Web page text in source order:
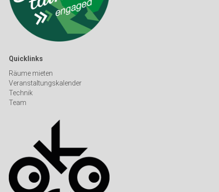
Quicklinks
Räume mieten
Veranstaltungskalender
Technik
Team